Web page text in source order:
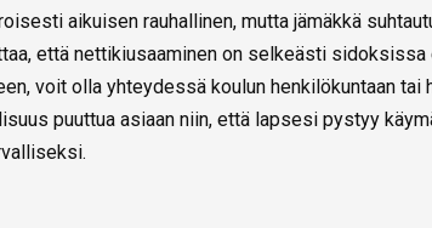
aikuisen rauhallinen, mutta jämäkkä
että nettikiusaaminen on selkeästi
voit olla yhteydessä koulun henkilökuntaan tai
puuttua asiaan niin, että lapsesi pystyy